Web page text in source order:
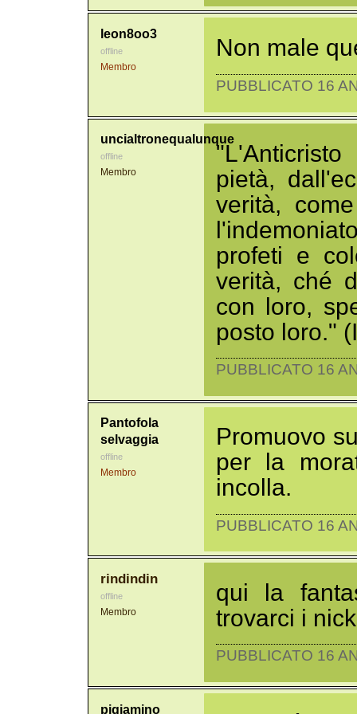
leon8oo3
offline
Membro
Non male
PUBBLICATO 16
uncialtronequalunque
offline
Membro
pietà,
verità,
profeti e
verità, ché
con loro,
posto loro."
PUBBLICATO 16
Pantofola
selvaggia
offline
Membro
Promuovo
per la
incolla.
PUBBLICATO 16
rindindin
offline
Membro
qui la
trovarci i
PUBBLICATO 16
pigiamino